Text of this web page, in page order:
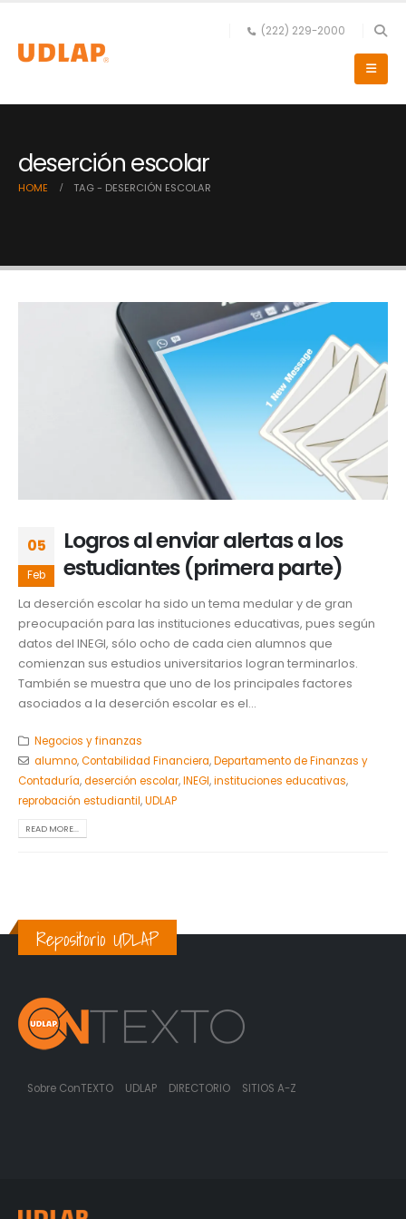
(222) 229-2000
deserción escolar
HOME TAG - DESERCIÓN ESCOLAR
05
Feb
Logros al enviar alertas a los
estudiantes (primera parte)
La deserción escolar ha sido un tema medular y de gran
preocupación para las instituciones educativas, pues según
datos del INEGI, sólo ocho de cada cien alumnos que
comienzan sus estudios universitarios logran terminarlos.
También se muestra que uno de los principales factores
asociados a la deserción escolar es el...
Negocios y finanzas
alumno,Contabilidad Financiera,Departamento de Finanzas y
Contaduría,deserción escolar,INEGI,instituciones educativas,
reprobación estudiantil,UDLAP
READ MORE...
Repositorio UDLAP
Sobre ConTEXTO UDLAP DIRECTORIO SITIOS A-Z